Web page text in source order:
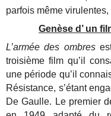
parfois même
Genèse d’ un
L’armée des ombres
troisième film qu’il
une période qu’il
Résistance, s’étant
De Gaulle. Le premier